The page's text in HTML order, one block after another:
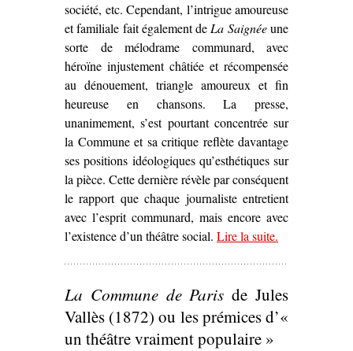
société, etc. Cependant, l’intrigue amoureuse
et familiale fait également deLa Saignéeune
sorte de mélodrame communard, avec
héroïne injustement châtiée et récompensée
au dénouement, triangle amoureux et fin
heureuse en chansons. La presse,
unanimement, s’est pourtant concentrée sur
la Commune et sa critique reflète davantage
ses positions idéologiques qu’esthétiques sur
la pièce. Cette dernière révèle par conséquent
le rapport que chaque journaliste entretient
avec l’esprit communard, mais encore avec
l’existence d’un théâtre social. Lire la suite– ‘L’Esprit
Saignée
Lucien
.
La Commune de Paris de Jules
Vallès (1872) ou les prémices d’«
un théâtre vraiment populaire »